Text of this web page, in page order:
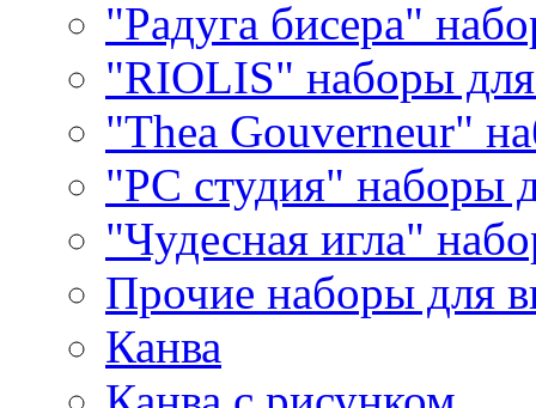
"Радуга бисера"
"RIOLIS" наборы
"Thea Gouverneur"
"РС студия" наборы
"Чудесная игла"
Прочие наборы для
Канва